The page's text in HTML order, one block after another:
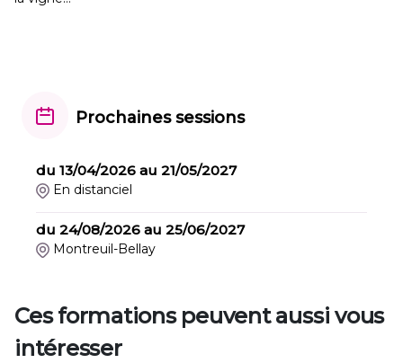
Prochaines sessions
du 13/04/2026 au 21/05/2027
En distanciel
du 24/08/2026 au 25/06/2027
Montreuil-Bellay
Ces formations peuvent aussi vous
intéresser